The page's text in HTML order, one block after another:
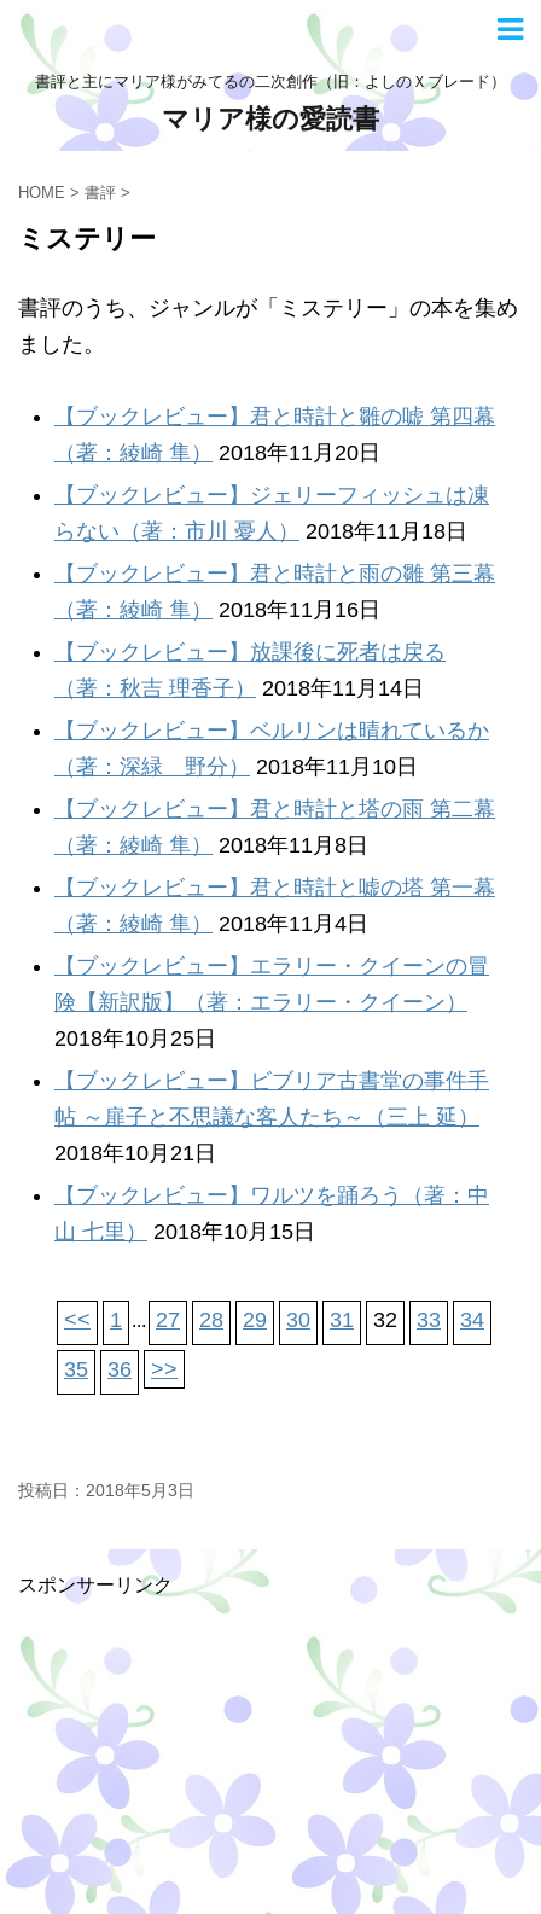
書評と主にマリア様がみてるの二次創作（旧：よしのＸブレード）
マリア様の愛読書
HOME > 書評 >
ミステリー
書評のうち、ジャンルが「ミステリー」の本を集め
ました。
【ブックレビュー】君と時計と雛の嘘 第四幕
（著：綾崎 隼）
2018年11月20日
【ブックレビュー】ジェリーフィッシュは凍
らない（著：市川 憂人）
2018年11月18日
【ブックレビュー】君と時計と雨の雛 第三幕
（著：綾崎 隼）
2018年11月16日
【ブックレビュー】放課後に死者は戻る
（著：秋吉 理香子）
2018年11月14日
【ブックレビュー】ベルリンは晴れているか
（著：深緑 野分）
2018年11月10日
【ブックレビュー】君と時計と塔の雨 第二幕
（著：綾崎 隼）
2018年11月8日
【ブックレビュー】君と時計と嘘の塔 第一幕
（著：綾崎 隼）
2018年11月4日
【ブックレビュー】エラリー・クイーンの冒
険【新訳版】（著：エラリー・クイーン）
2018年10月25日
【ブックレビュー】ビブリア古書堂の事件手
帖 ～扉子と不思議な客人たち～（三上 延）
2018年10月21日
【ブックレビュー】ワルツを踊ろう（著：中
山 七里）
2018年10月15日
<< 1 ... 27 28 29 30 31 32 33 34
35 36 >>
投稿日： 2018年5月3日
スポンサーリンク